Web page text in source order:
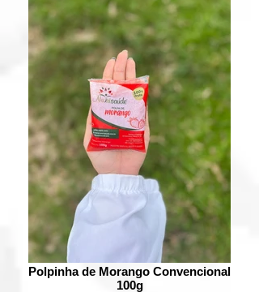
Polpinha de Morango Convencional
100g